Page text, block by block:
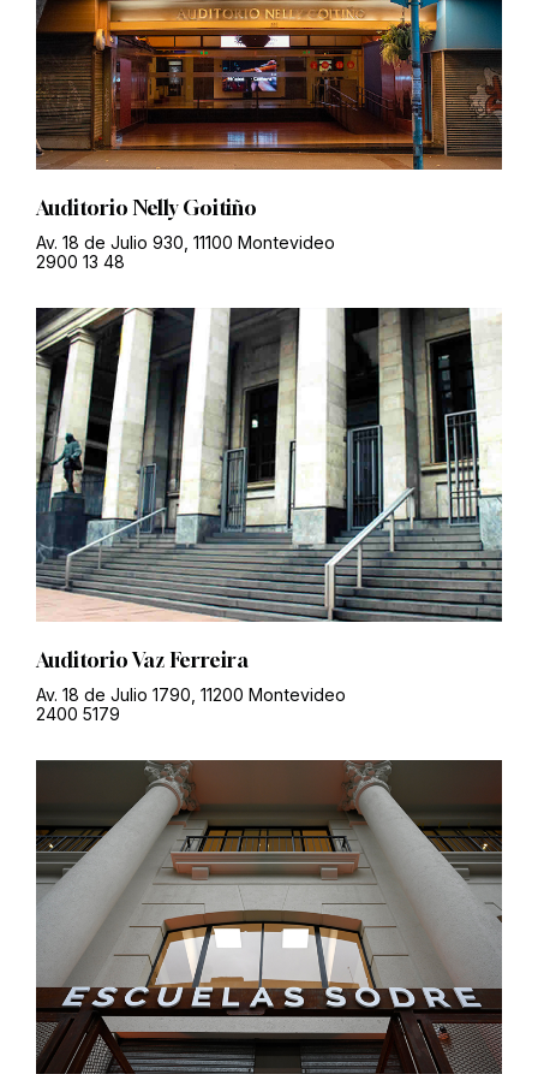
Auditorio Nelly Goitiño
Av. 18 de Julio 930, 11100 Montevideo
2900 13 48
Auditorio Vaz Ferreira
Av. 18 de Julio 1790, 11200 Montevideo
2400 5179